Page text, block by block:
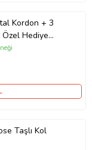
Kordon + 3
Hediye
hediye
Taşlı Kol